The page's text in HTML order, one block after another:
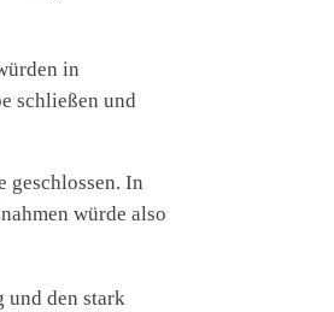
in
schließen und
geschlossen. In
würde also
und den stark